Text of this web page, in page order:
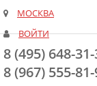
МОСКВА
ВОЙТИ
8 (495) 648-31-
8 (967) 555-81-